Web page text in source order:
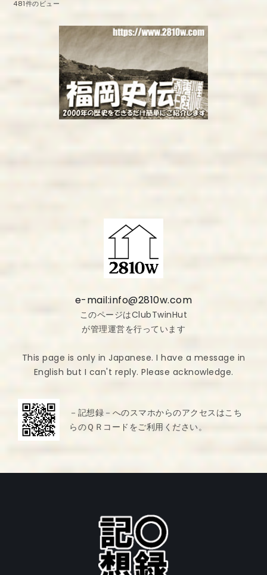
481件のビュー
e-mail:info@2810w.com
このページはClubTwinHut
が管理運営を行っています
This page is only in Japanese. I have a message in
English but I can't reply. Please acknowledge.
－記想録－へのスマホからのアクセスはこち
らのＱＲコードをご利用ください。